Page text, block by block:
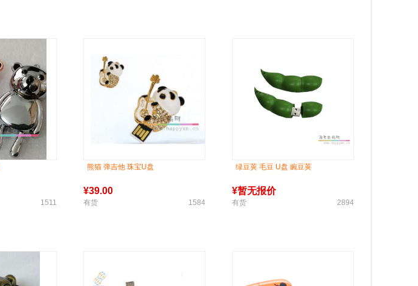
1511
熊猫 弹吉他 珠宝U盘
¥39.00
有货 1584
绿豆荚 毛豆 U盘 豌豆荚
¥暂无报价
有货 2894